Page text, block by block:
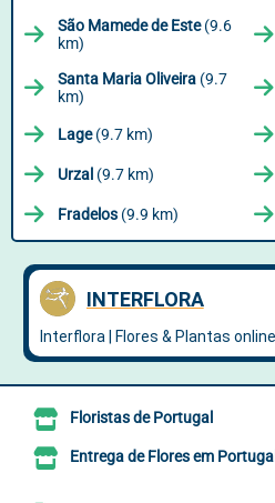
São Mamede de Este(9.6
km)
Santa Maria Oliveira (9.7
km)
Lage(9.7 km)
Urzal (9.7 km)
Fradelos (9.9 km)
Floristas de Portugal
Entrega de Flores em Portugal